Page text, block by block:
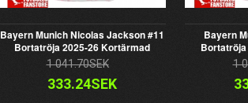
Bayern Munich Nicolas Jackson #11
Bortatröja 2025-26 Kortärmad
1 041.70SEK
333.24SEK
Bayern
1